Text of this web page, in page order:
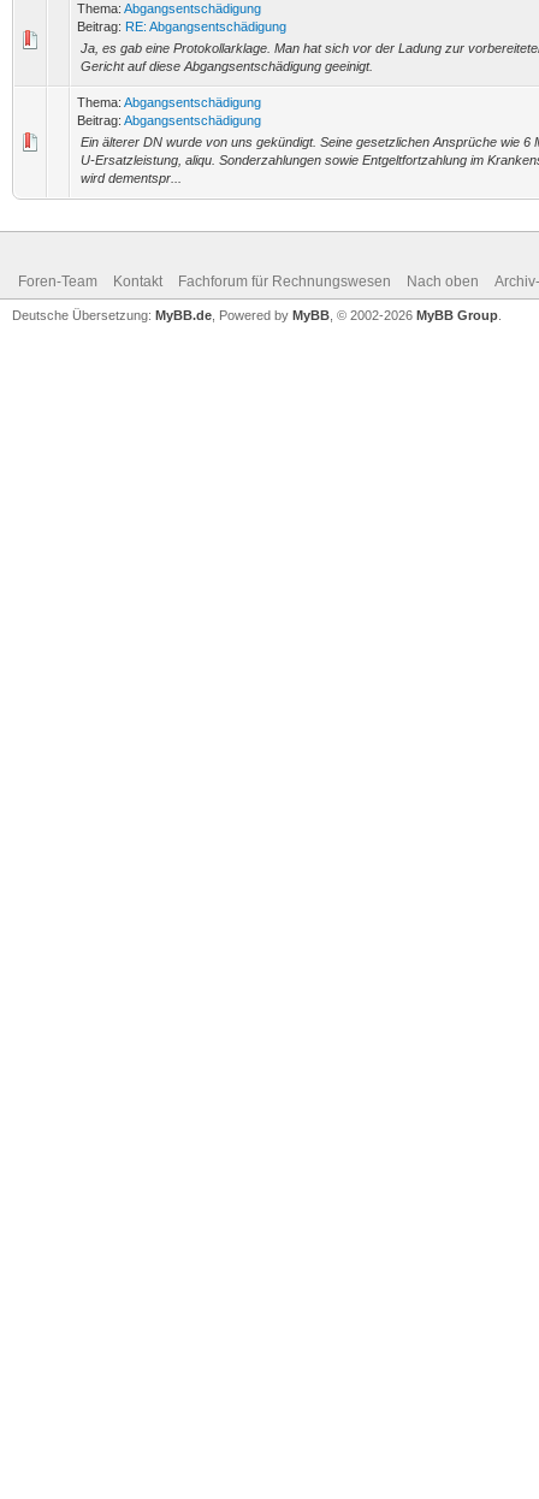
Thema: Abgangsentschädigung
Beitrag: RE: Abgangsentschädigung
Ja, es gab eine Protokollarklage. Man hat sich vor der Ladung zur
Gericht auf diese Abgangsentschädigung geeinigt.
Thema: Abgangsentschädigung
Beitrag: Abgangsentschädigung
Ein älterer DN wurde von uns gekündigt. Seine gesetzlichen Ansprüche wie 6
U-Ersatzleistung, aliqu. Sonderzahlungen sowie Entgeltfortzahlung im
wird dementspr...
Foren-Team Kontakt Fachforum für Rechnungswesen Nach oben
Deutsche Übersetzung: MyBB.de , Powered by MyBB , © 2002-2026 MyBB Group